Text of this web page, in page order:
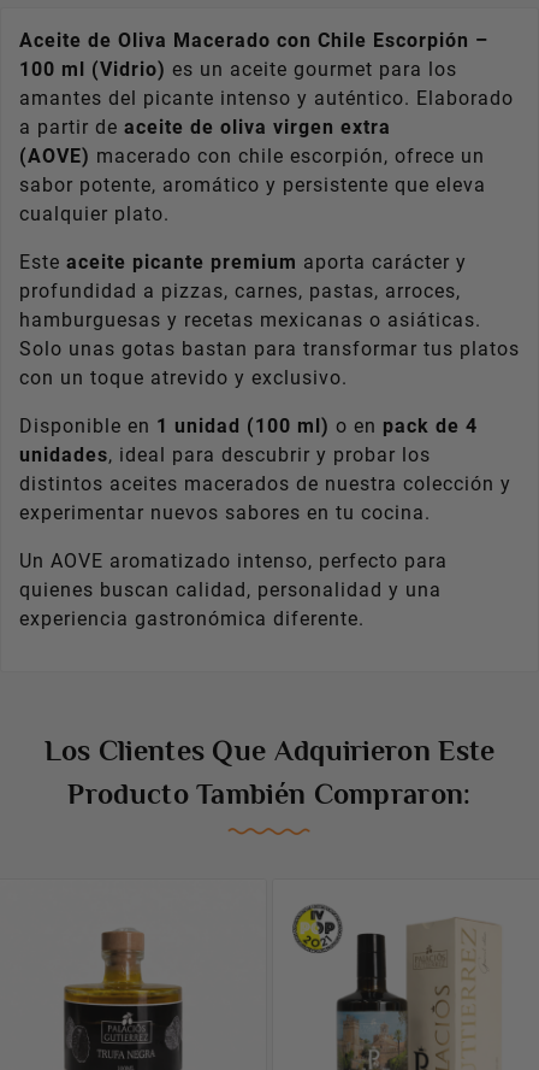
Aceite de Oliva Macerado con Chile Escorpión –
100 ml (Vidrio) es un aceite gourmet para los
amantes del picante intenso y auténtico. Elaborado
a partir de aceite de oliva virgen extra
(AOVE) macerado con chile escorpión, ofrece un
sabor potente, aromático y persistente que eleva
cualquier plato.
Este aceite picante premium aporta carácter y
profundidad a pizzas, carnes, pastas, arroces,
hamburguesas y recetas mexicanas o asiáticas.
Solo unas gotas bastan para transformar tus platos
con un toque atrevido y exclusivo.
Disponible en 1 unidad (100 ml) o en pack de 4
unidades, ideal para descubrir y probar los
distintos aceites macerados de nuestra colección y
experimentar nuevos sabores en tu cocina.
Un AOVE aromatizado intenso, perfecto para
quienes buscan calidad, personalidad y una
experiencia gastronómica diferente.
Los Clientes Que Adquirieron Este
Producto También Compraron:
¡CONSIGUE UN 5% DE
Regístrate para recibir el descuento.
Email
* Acepto las condiciones